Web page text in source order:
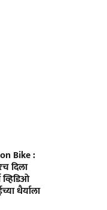
Bike :
दिला
धैर्याला